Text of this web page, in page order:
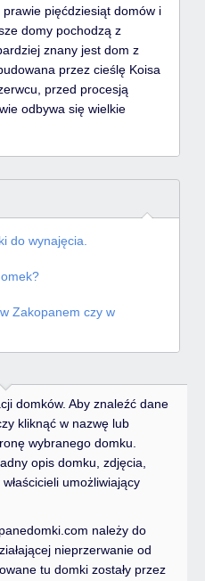
pięćdziesiąt domów i
domy pochodzą z
znany jest dom z
przez cieślę Koisa
przed procesją
odbywa się wielkie
do wynajęcia.
Zakopanem czy w
domków. Aby znaleźć dane
kliknąć w nazwę lub
wybranego domku.
opis domku, zdjęcia,
umożliwiający
należy do
nieprzerwanie od
tu domki zostały przez